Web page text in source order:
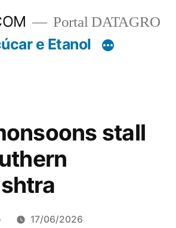
Portal DATAGRO
e Etanol
stall
17/06/2026